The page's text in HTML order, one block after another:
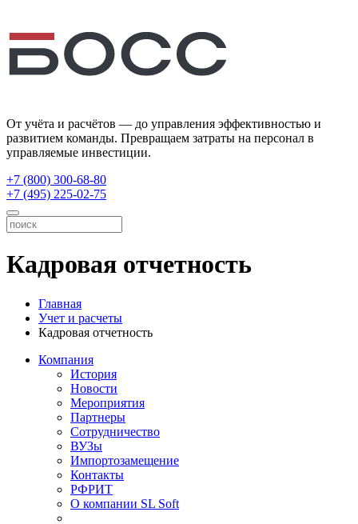
От учёта и расчётов — до управления эффективностью и
развитием команды. Превращаем затраты на персонал в
управляемые инвестиции.
+7 (800) 300-68-80
+7 (495) 225-02-75
Кадровая отчетность
Главная
Учет и расчеты
Кадровая отчетность
Компания
История
Новости
Мероприятия
Партнеры
Сотрудничество
ВУЗы
Импортозамещение
Контакты
РФРИТ
О компании SL Soft